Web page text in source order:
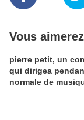
Vous
pierre petit, un
qui dirigea
normale de